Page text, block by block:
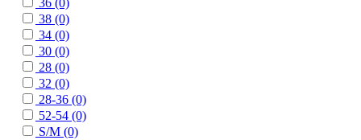
36 (0)
38 (0)
34 (0)
30 (0)
28 (0)
32 (0)
28-36 (0)
52-54 (0)
S/M (0)